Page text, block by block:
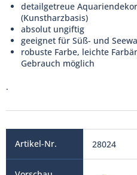
detailgetreue
(Kunstharzbasis)
absolut ungiftig
geeignet für Süß- und
robuste Farbe, leichte
Gebrauch möglich
.
28024